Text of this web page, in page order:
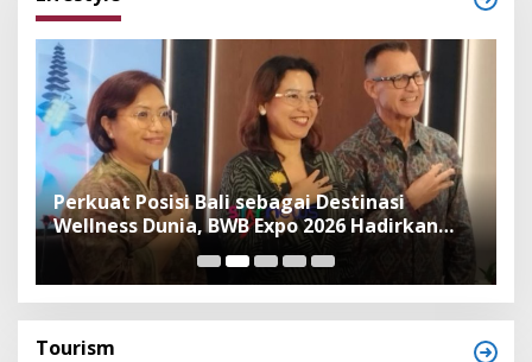
Perkuat Posisi Bali sebagai Destinasi
Wellness Dunia, BWB Expo 2026 Hadirkan
Exhibitor Nasional dan Global
Tourism